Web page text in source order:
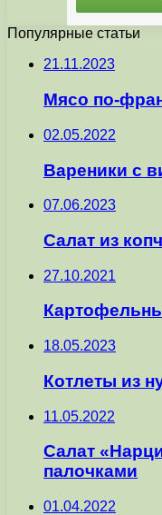
Популярные статьи
21.11.2023
Мясо по-
02.05.2022
Вареники с
07.06.2023
Салат из
27.10.2021
18.05.2023
Котлеты из
11.05.2022
Салат
палочками
01.04.2022